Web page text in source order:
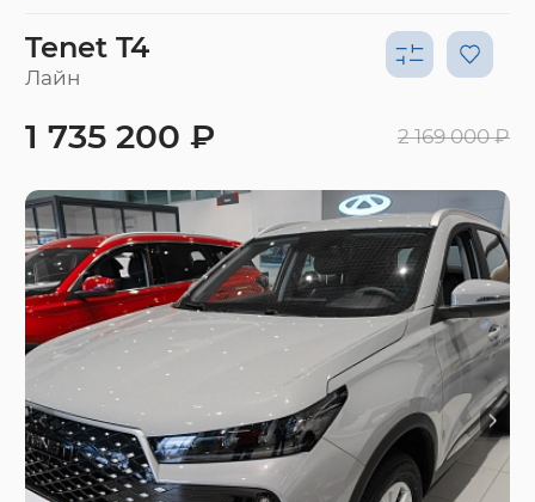
Tenet T4
Лайн
1 735 200 ₽ 2 169 000 ₽